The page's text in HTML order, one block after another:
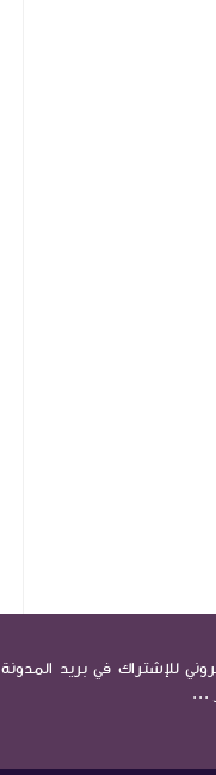
للإشتراك في بريد المدونة
...